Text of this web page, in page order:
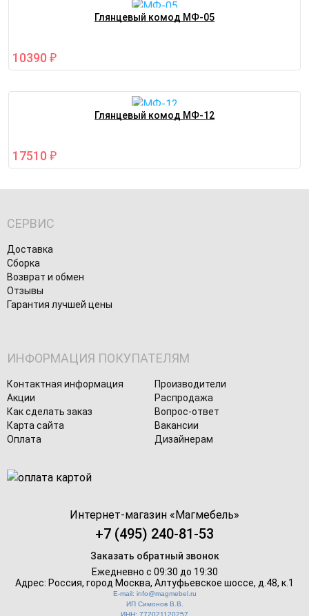
Глянцевый комод МФ-05
10390 ₽
Глянцевый комод МФ-12
17510 ₽
СЕРВИС
Доставка
Сборка
Возврат и обмен
Отзывы
Гарантия лучшей цены
ИНФОРМАЦИЯ ПОКУПАТЕЛЯМ
Контактная информация
Производители
Акции
Распродажа
Как сделать заказ
Вопрос-ответ
Карта сайта
Вакансии
Оплата
Дизайнерам
Интернет-магазин «Магмебель»
+7 (495) 240-81-53
Заказать обратный звонок
Ежедневно с 09:30 до 19:30
Адрес: Россия, город Москва, Алтуфьевское шоссе, д.48, к.1
E-mail: info@magmebel.ru
ИП Симонов В.В.
ИНН: 772021120257